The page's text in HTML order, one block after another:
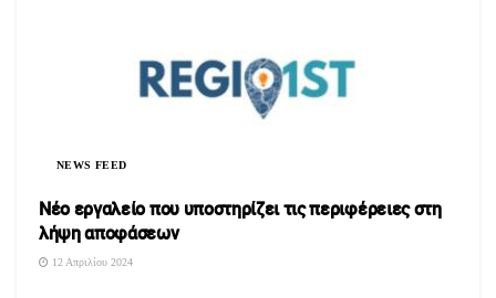
NEWS FEED
Nέο εργαλείο που υποστηρίζει τις περιφέρειες στη
λήψη αποφάσεων
12 Απριλίου 2024